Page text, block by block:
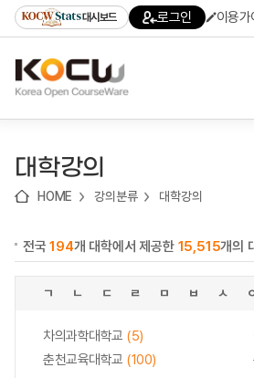
기
기
기
content)
가
대시보드 로그인 이용가
대학강의
HOME 강의분류 대학강의
전국194개 대학에서 제공한 15,515개의
ㄱ ㄴ ㄷ ㄹ ㅁ ㅂ ㅅ
차의과학대학교 (5)
춘천교육대학교 (100)